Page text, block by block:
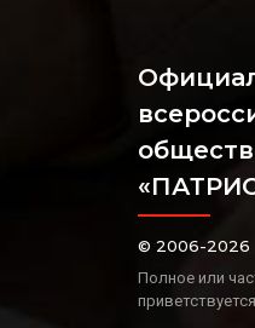
© 2006-2026
Полное или